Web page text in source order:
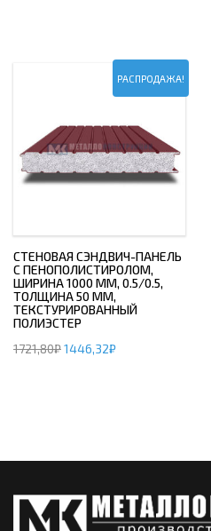
РАСПРОДАЖА!
СТЕНОВАЯ СЭНДВИЧ-ПАНЕЛЬ
С ПЕНОПОЛИСТИРОЛОМ,
ШИРИНА 1000 ММ, 0.5/0.5,
ТОЛЩИНА 50 ММ,
ТЕКСТУРИРОВАННЫЙ
ПОЛИЭСТЕР
1721,80₽1446,32₽